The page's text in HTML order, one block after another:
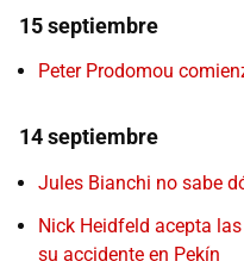
15 septiembre
Peter Prodomou
14 septiembre
Jules Bianchi no sabe
Nick Heidfeld acepta
su accidente en Pekín